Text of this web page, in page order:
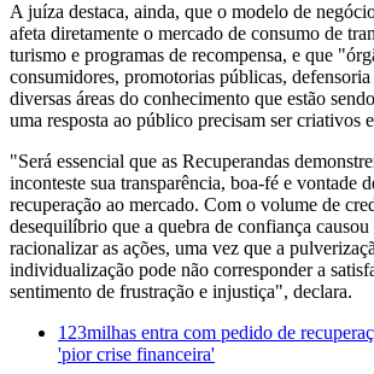
A juíza destaca, ainda, que o modelo de
afeta diretamente o mercado de consumo de
turismo e programas de recompensa, e que
consumidores, promotorias públicas, defensoria
diversas áreas do conhecimento que estão
uma resposta ao público precisam ser criativos
"Será essencial que as Recuperandas
inconteste sua transparência, boa-fé e vontade
recuperação ao mercado. Com o volume de
desequilíbrio que a quebra de confiança causou
racionalizar as ações, uma vez que a
individualização pode não corresponder a
sentimento de frustração e injustiça", declara.
123milhas entra com pedido de
'pior crise financeira'